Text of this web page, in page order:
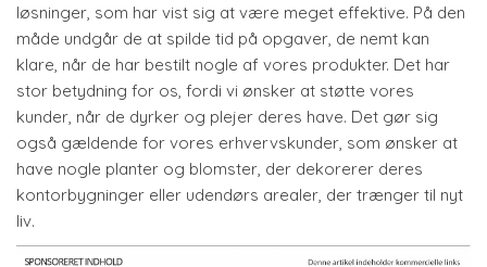
løsninger, som har vist sig at være meget effektive. På den
måde undgår de at spilde tid på opgaver, de nemt kan
klare, når de har bestilt nogle af vores produkter. Det har
stor betydning for os, fordi vi ønsker at støtte vores
kunder, når de dyrker og plejer deres have. Det gør sig
også gældende for vores erhvervskunder, som ønsker at
have nogle planter og blomster, der dekorerer deres
kontorbygninger eller udendørs arealer, der trænger til nyt
liv.